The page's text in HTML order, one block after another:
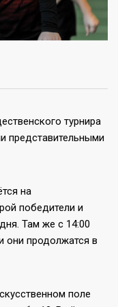
турнира
представительными
на
победители и
Там же с 14:00
они продолжатся в
поле